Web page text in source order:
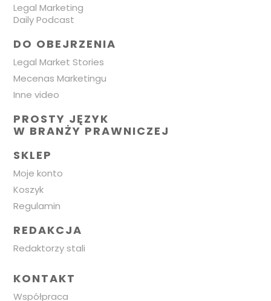
Legal Marketing
Daily Podcast
DO OBEJRZENIA
Legal Market Stories
Mecenas Marketingu
Inne video
PROSTY JĘZYK
W BRANŻY PRAWNICZEJ
SKLEP
Moje konto
Koszyk
Regulamin
REDAKCJA
Redaktorzy stali
KONTAKT
Współpraca